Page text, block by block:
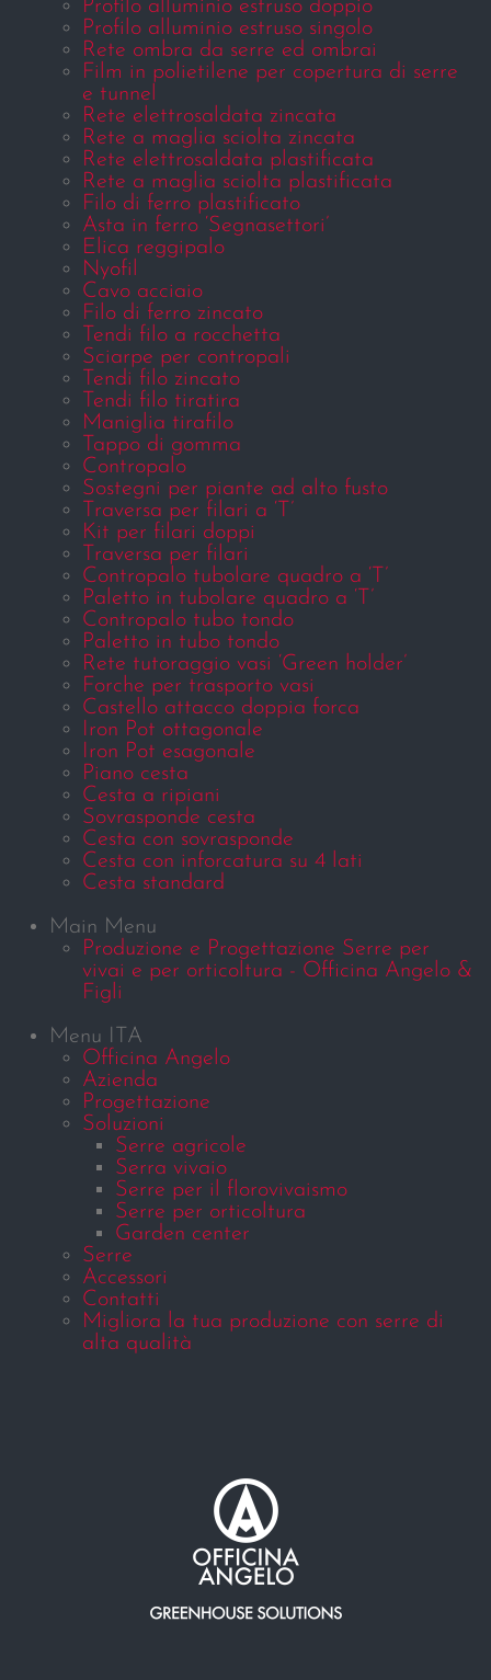
Profilo alluminio estruso doppio
Profilo alluminio estruso singolo
Rete ombra da serre ed ombrai
Film in polietilene per copertura di serre
e tunnel
Rete elettrosaldata zincata
Rete a maglia sciolta zincata
Rete elettrosaldata plastificata
Rete a maglia sciolta plastificata
Filo di ferro plastificato
Asta in ferro ‘Segnasettori’
Elica reggipalo
Nyofil
Cavo acciaio
Filo di ferro zincato
Tendi filo a rocchetta
Sciarpe per contropali
Tendi filo zincato
Tendi filo tiratira
Maniglia tirafilo
Tappo di gomma
Contropalo
Sostegni per piante ad alto fusto
Traversa per filari a ‘T’
Kit per filari doppi
Traversa per filari
Contropalo tubolare quadro a ‘T’
Paletto in tubolare quadro a ‘T’
Contropalo tubo tondo
Paletto in tubo tondo
Rete tutoraggio vasi ‘Green holder’
Forche per trasporto vasi
Castello attacco doppia forca
Iron Pot ottagonale
Iron Pot esagonale
Piano cesta
Cesta a ripiani
Sovrasponde cesta
Cesta con sovrasponde
Cesta con inforcatura su 4 lati
Cesta standard
Main Menu
Produzione e Progettazione Serre per
vivai e per orticoltura - Officina Angelo &
Figli
Menu ITA
Officina Angelo
Azienda
Progettazione
Soluzioni
Serre agricole
Serra vivaio
Serre per il florovivaismo
Serre per orticoltura
Garden center
Serre
Accessori
Contatti
Migliora la tua produzione con serre di
alta qualità